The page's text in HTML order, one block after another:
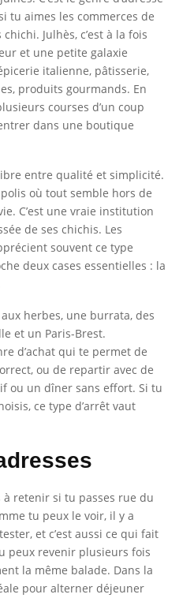
tu aimes les commerces de
Julhès, c’est à la fois
et une petite galaxie
italienne, pâtisserie,
produits gourmands. En
courses d’un coup
dans une boutique
entre qualité et simplicité.
où tout semble hors de
C’est une vraie institution
de ses chichis. Les
souvent ce type
deux cases essentielles : la
aux herbes, une burrata, des
et un Paris-Brest.
d’achat qui te permet de
ou de repartir avec de
ou un dîner sans effort. Si tu
ce type d’arrêt vaut
à retenir si tu passes rue du
tu peux le voir, il y a
et c’est aussi ce qui fait
peux revenir plusieurs fois
la même balade. Dans la
pour alterner déjeuner